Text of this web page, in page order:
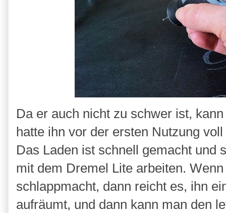
Da er auch nicht zu schwer ist,
hatte ihn vor der ersten Nutzung
Das Laden ist schnell gemacht und
mit dem Dremel Lite arbeiten.
schlappmacht, dann reicht es, ihn
aufräumt, und dann kann man den